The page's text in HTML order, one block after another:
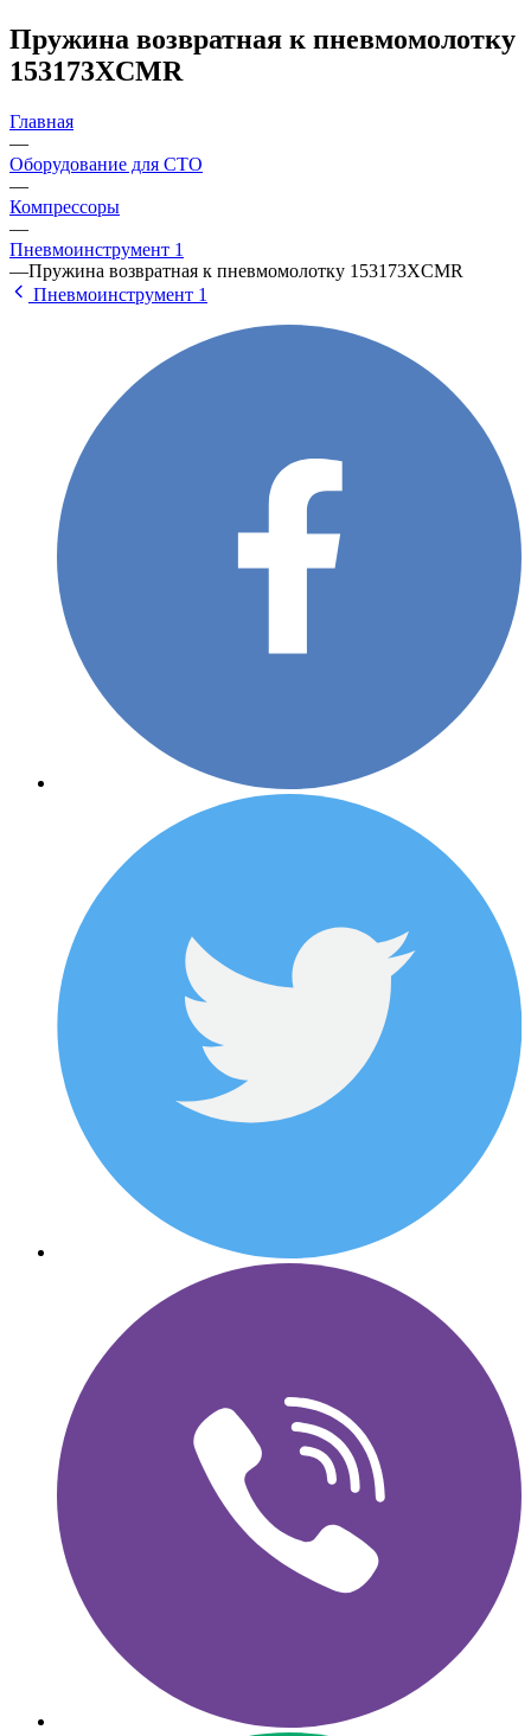
Пружина возвратная к пневмомолотку
153173XCMR
Главная
—
Оборудование для СТО
—
Компрессоры
—
Пневмоинструмент 1
—Пружина возвратная к пневмомолотку 153173XCMR
Пневмоинструмент 1